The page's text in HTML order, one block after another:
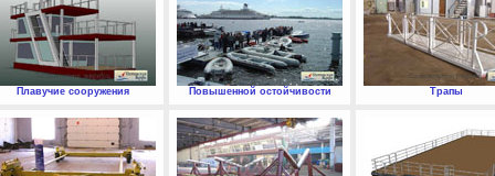
Плавучие сооружения Повышенной остойчивости Трапы